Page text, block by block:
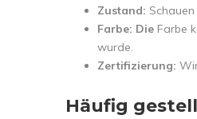
Zustand:
Farbe: Die Farbe
wurde.
Zertifizierung:
Häufig